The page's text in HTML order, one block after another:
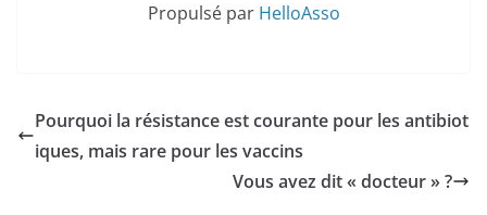
Propulsé par HelloAsso
Pourquoi la résistance est courante pour les antibiot
iques, mais rare pour les vaccins
Vous avez dit « docteur » ?